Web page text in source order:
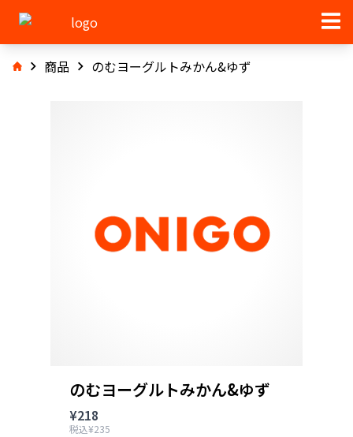
商品 のむヨーグルトみかん&ゆず
のむヨーグルトみかん&ゆず
¥218
税込¥235